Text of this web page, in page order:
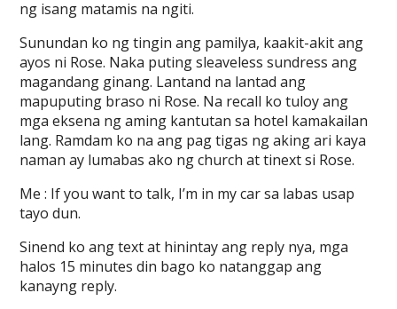
ng isang matamis na ngiti.
Sunundan ko ng tingin ang pamilya, kaakit-akit ang
ayos ni Rose. Naka puting sleaveless sundress ang
magandang ginang. Lantand na lantad ang
mapuputing braso ni Rose. Na recall ko tuloy ang
mga eksena ng aming kantutan sa hotel kamakailan
lang. Ramdam ko na ang pag tigas ng aking ari kaya
naman ay lumabas ako ng church at tinext si Rose.
Me : If you want to talk, I’m in my car sa labas usap
tayo dun.
Sinend ko ang text at hinintay ang reply nya, mga
halos 15 minutes din bago ko natanggap ang
kanayng reply.